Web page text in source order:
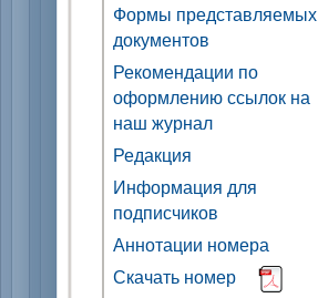
Формы представляемых
документов
Рекомендации по
оформлению ссылок на
наш журнал
Редакция
Информация для
подписчиков
Аннотации номера
Скачать номер